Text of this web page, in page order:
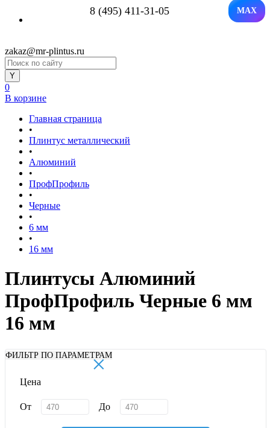
8 (495) 411-31-05 MAX
zakaz@mr-plintus.ru
0
В корзине
Главная страница
•
Плинтус металлический
•
Алюминий
•
ПрофПрофиль
•
Черные
•
6 мм
•
16 мм
Плинтусы Алюминий
ПрофПрофиль Черные 6 мм
16 мм
ФИЛЬТР ПО ПАРАМЕТРАМ
×
Цена
От До